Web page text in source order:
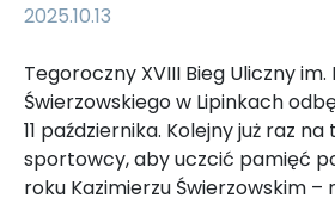
2025.10.13
Tegoroczny XVIII Bieg Uliczny im.
Świerzowskiego w Lipinkach
11 października. Kolejny już raz
sportowcy, aby uczcić pamięć
roku Kazimierzu Świerzowskim –